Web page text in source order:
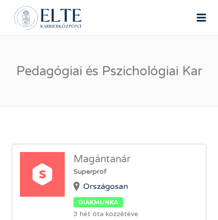
ELTE ÁLLÁSPORTÁL
Pedagógiai és Pszichológiai Kar
Magántanár
Superprof
Országosan
DIÁKMUNKA
3 hét óta közzétéve